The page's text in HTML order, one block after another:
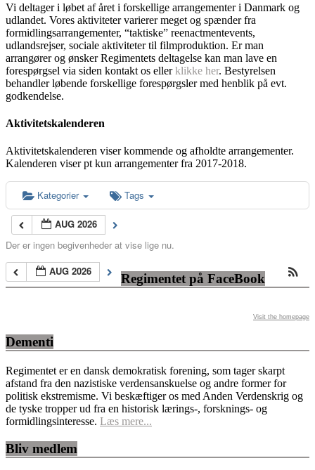
Vi deltager i løbet af året i forskellige arrangementer i Danmark og
udlandet. Vores aktiviteter varierer meget og spænder fra
formidlingsarrangementer, “taktiske” reenactmentevents,
udlandsrejser, sociale aktiviteter til filmproduktion. Er man
arrangører og ønsker Regimentets deltagelse kan man lave en
forespørgsel via siden kontakt os ellerklikke her. Bestyrelsen
behandler løbende forskellige forespørgsler med henblik på evt.
godkendelse.
Aktivitetskalenderen
Aktivitetskalenderen viser kommende og afholdte arrangementer.
Kalenderen viser pt kun arrangementer fra 2017-2018.
Kategorier Tags
AUG 2026
Der er ingen begivenheder at vise lige nu.
AUG 2026
Regimentet på FaceBook
Visit the homepage
Dementi
Regimentet er en dansk demokratisk forening, som tager skarpt
afstand fra den nazistiske verdensanskuelse og andre former for
politisk ekstremisme. Vi beskæftiger os med Anden Verdenskrig og
de tyske tropper ud fra en historisk lærings-, forsknings- og
formidlingsinteresse. Læs mere...
Bliv medlem